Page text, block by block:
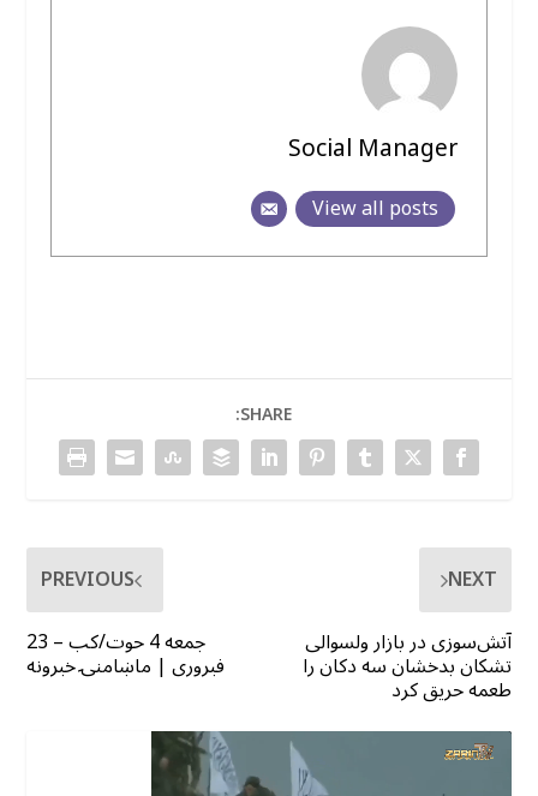
Social Manager
View all posts
SHARE:
PREVIOUS
جمعه 4 حوت/کب – 23
فبروری | ماښامنۍ خبرونه
NEXT
آتش‌سوزی در بازار ولسوالی
تشکان بدخشان سه دکان را
طعمه حریق کرد